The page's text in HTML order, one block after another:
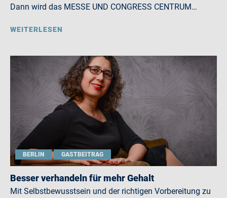
Dann wird das MESSE UND CONGRESS CENTRUM…
WEITERLESEN
BERLIN GASTBEITRAG
Besser verhandeln für mehr Gehalt
Mit Selbstbewusstsein und der richtigen Vorbereitung zu